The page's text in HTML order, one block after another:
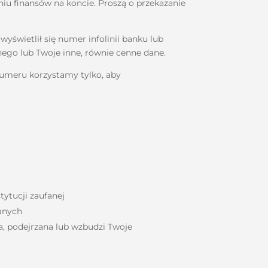
finansów na koncie. Proszą o przekazanie
się numer infolinii banku lub
lub Twoje inne, równie cenne dane.
korzystamy tylko, aby
zaufanej
podejrzana lub wzbudzi Twoje